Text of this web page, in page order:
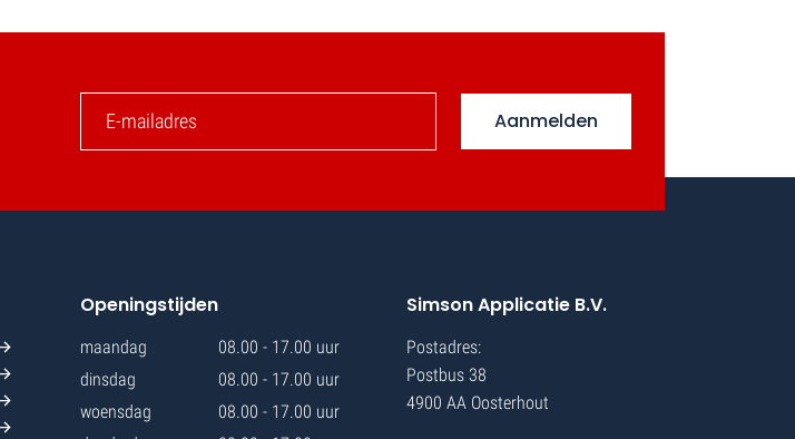
Aanmelden
Openingstijden
maandag
08.00 - 17.00 uur
dinsdag
08.00 - 17.00 uur
woensdag
08.00 - 17.00 uur
Simson Applicatie B.V.
Postadres:
Postbus 38
4900 AA Oosterhout